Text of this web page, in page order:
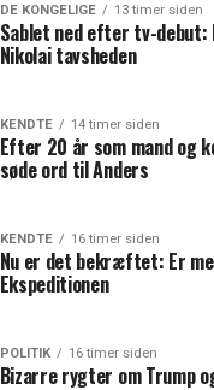
DE KONGELIGE 13 timer siden
Sablet ned efter tv-debut:
Nikolai tavsheden
KENDTE 14 timer siden
Efter 20 år som mand og
søde ord til Anders
KENDTE 16 timer siden
Nu er det bekræftet: Er
Ekspeditionen
POLITIK 16 timer siden
Bizarre rygter om Trump